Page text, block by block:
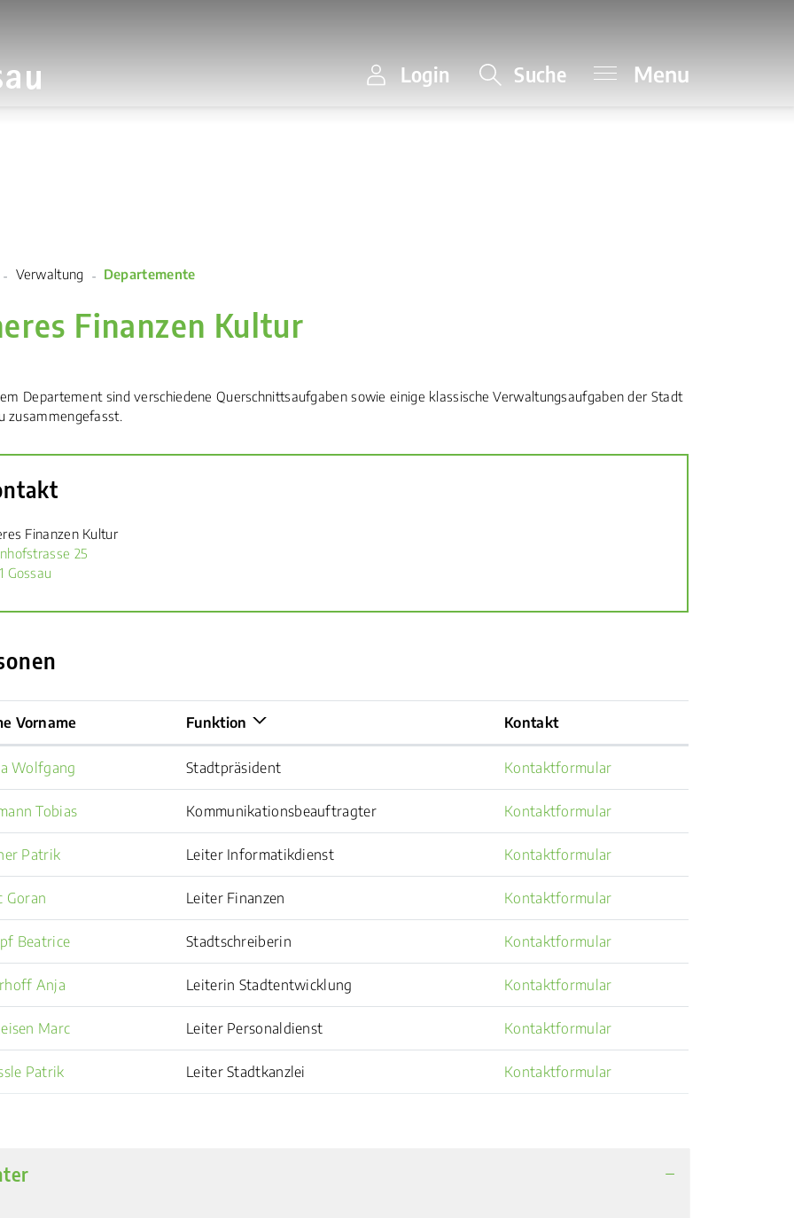
Login Suche Menu
Verwaltung Departemente(ausgewählt)
Finanzen Kultur
Departement sind verschiedene Querschnittsaufgaben sowie einige klassische Verwaltungsaufgaben der Stadt
zusammengefasst.
Finanzen Kultur
25
Gossau
Vorname Funktion Kontakt
Wolfgang Stadtpräsident Kontaktformular
Tobias Kommunikationsbeauftragter Kontaktformular
Patrik Leiter Informatikdienst Kontaktformular
Goran Leiter Finanzen Kontaktformular
Beatrice Stadtschreiberin Kontaktformular
Anja Leiterin Stadtentwicklung Kontaktformular
Marc Leiter Personaldienst Kontaktformular
Patrik Leiter Stadtkanzlei Kontaktformular
Objekte